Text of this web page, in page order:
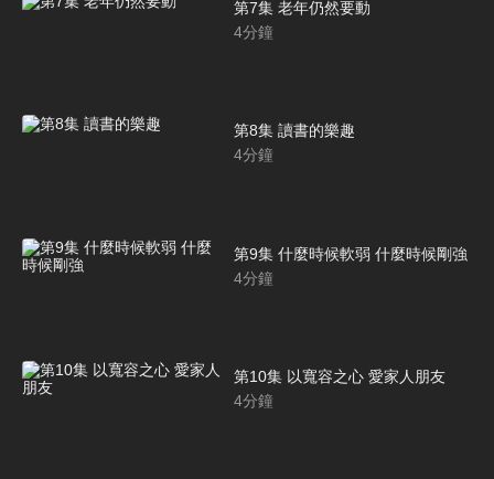
第7集 老年仍然要動
4分鐘
第8集 讀書的樂趣
4分鐘
第9集 什麼時候軟弱 什麼時候剛強
4分鐘
第10集 以寬容之心 愛家人朋友
4分鐘